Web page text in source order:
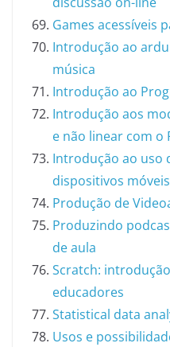
Games acessíveis
Introdução ao
música
Introdução ao
Introdução aos
e não linear com o
Introdução ao uso
dispositivos móveis
Produção de
Produzindo
de aula
Scratch:
educadores
Statistical data
Usos e